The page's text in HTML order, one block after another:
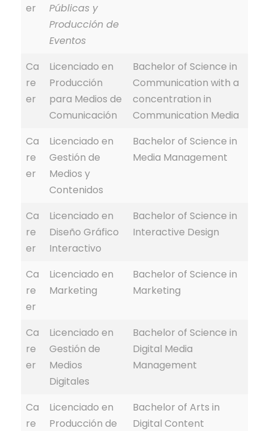
er
Públicas y
Producción de
Eventos
Ca
re
er
Licenciado en
Producción
para Medios de
Comunicación
Bachelor of Science in
Communication with a
concentration in
Communication Media
Ca
re
er
Licenciado en
Gestión de
Medios y
Contenidos
Bachelor of Science in
Media Management
Ca
re
er
Licenciado en
Diseño Gráfico
Interactivo
Bachelor of Science in
Interactive Design
Ca
re
er
Licenciado en
Marketing
Bachelor of Science in
Marketing
Ca
re
er
Licenciado en
Gestión de
Medios
Digitales
Bachelor of Science in
Digital Media
Management
Ca
re
Licenciado en
Producción de
Bachelor of Arts in
Digital Content